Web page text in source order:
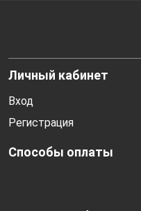
Личный кабинет
Вход
Регистрация
Способы оплаты